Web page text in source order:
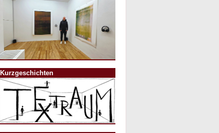
Kurzgeschichten